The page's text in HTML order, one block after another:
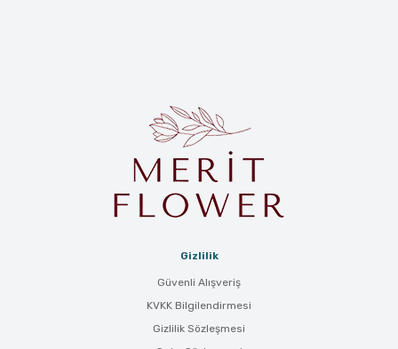
Gizlilik
Güvenli Alışveriş
KVKK Bilgilendirmesi
Gizlilik Sözleşmesi